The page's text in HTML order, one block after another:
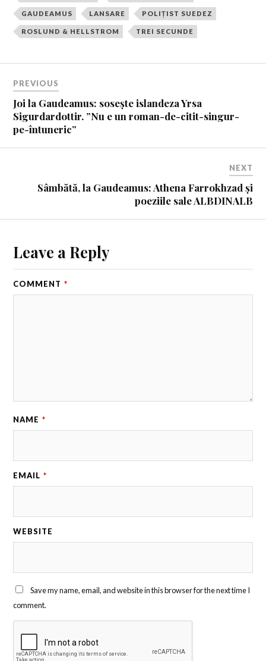
GAUDEAMUS LANSARE POLIȚIST SUEDEZ
ROSLUND & HELLSTROM TREI SECUNDE
PREVIOUS
Joi la Gaudeamus: sosește islandeza Yrsa
Sigurdardottir. ”Nu e un roman-de-citit-singur-
pe-întuneric”
NEXT
Sâmbătă, la Gaudeamus: Athena Farrokhzad și
poeziile sale ALBDINALB
Leave a Reply
COMMENT *
NAME *
EMAIL *
WEBSITE
Save my name, email, and website in this browser for the next time I
comment.